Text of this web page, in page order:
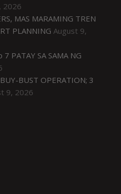
2026
MAS MARAMING TREN
PLANNING August 9,
PATAY SA SAMA NG
BUST OPERATION; 3
9, 2026